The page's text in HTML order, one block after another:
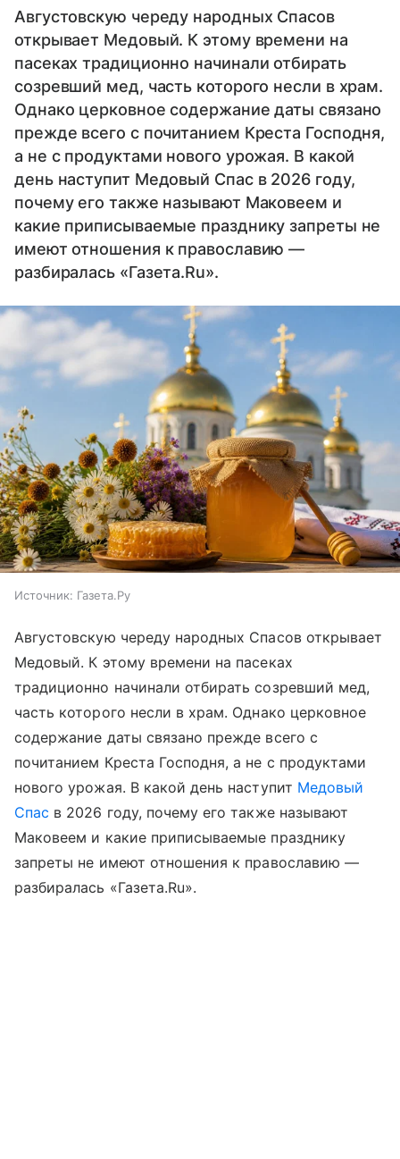
Августовскую череду народных Спасов
открывает Медовый. К этому времени на
пасеках традиционно начинали отбирать
созревший мед, часть которого несли в храм.
Однако церковное содержание даты связано
прежде всего с почитанием Креста Господня,
а не с продуктами нового урожая. В какой
день наступит Медовый Спас в 2026 году,
почему его также называют Маковеем и
какие приписываемые празднику запреты не
имеют отношения к православию —
разбиралась «Газета.Ru».
Источник: Газета.Ру
Августовскую череду народных Спасов открывает
Медовый. К этому времени на пасеках
традиционно начинали отбирать созревший мед,
часть которого несли в храм. Однако церковное
содержание даты связано прежде всего с
почитанием Креста Господня, а не с продуктами
нового урожая. В какой день наступит Медовый
Спас в 2026 году, почему его также называют
Маковеем и какие приписываемые празднику
запреты не имеют отношения к православию —
разбиралась «Газета.Ru».